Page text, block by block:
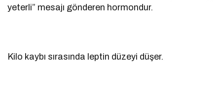
yeterli” mesajı gönderen hormondur.
Kilo kaybı sırasında leptin düzeyi düşer.